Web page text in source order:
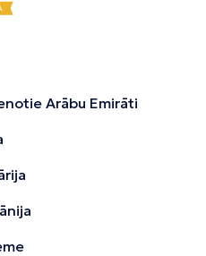
Arābu Emirāti